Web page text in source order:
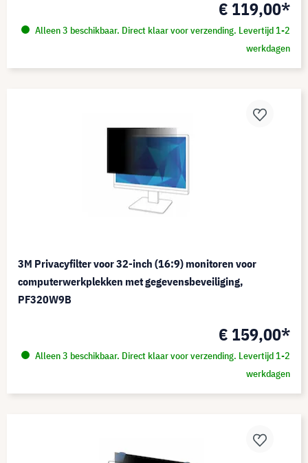
€ 119,00*
Alleen 3 beschikbaar. Direct klaar voor verzending. Levertijd 1-2
werkdagen
3M Privacyfilter voor 32-inch (16:9) monitoren voor
computerwerkplekken met gegevensbeveiliging,
PF320W9B
€ 159,00*
Alleen 3 beschikbaar. Direct klaar voor verzending. Levertijd 1-2
werkdagen